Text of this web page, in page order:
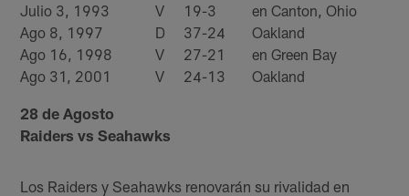
Julio 3, 1993
V 19-3
en Canton, Ohio
Ago 8, 1997
D 37-24
Oakland
Ago 16, 1998
V 27-21
en Green Bay
Ago 31, 2001
V 24-13 Oakland
28 de Agosto
Raiders vs Seahawks
Los Raiders y Seahawks renovarán su rivalidad en